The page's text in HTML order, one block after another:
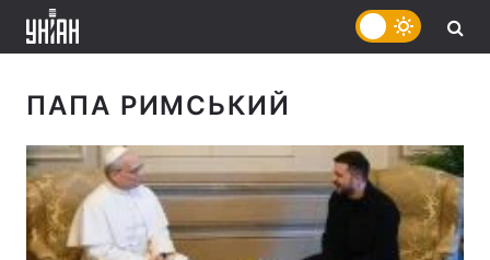
ПАПА РИМСЬКИЙ